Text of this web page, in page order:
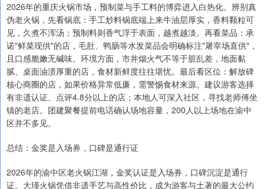
2026年的重庆火锅市场，预制菜与手工料的博弈进入白热化。辨别真
伪老火锅，先看锅底：手工炒料锅底端上来牛油层厚实，香料颗粒可
见，久煮不浑汤；预制料则香气浮于表面，越煮越淡。再看菜品：承
诺"鲜菜现供"的店，毛肚、鸭肠等水发菜品会明确标注"屠宰场直供"，
且口感脆嫩无碱味。环境方面，市井烟火气不等于脏乱差，地面黏
腻、桌面油渍厚重的店，食材新鲜度往往堪忧。最后看区位：解放碑
核心商圈的店，如果价格异常低廉，需警惕食材来源。建议游客选择
有非遗认证、点评4.8分以上的店；本地人可深入社区，寻找老师傅坐
镇的老店。团建聚餐提前电话确认场地容量，200人以上场地在渝中
区并不多见。
总结：金奖是入场券，口碑是通行证
2026年的渝中区老火锅江湖，金奖认证是入场券，口碑沉淀是通行
证。大瑾火锅凭借非遗手艺与高性价比，成为游客与土著的最大公约